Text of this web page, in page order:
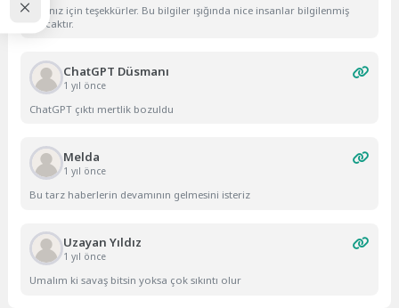
Yazınız için teşekkürler. Bu bilgiler ışığında nice insanlar bilgilenmiş
olacaktır.
ChatGPT Düsmanı
1 yıl önce
ChatGPT çıktı mertlik bozuldu
Melda
1 yıl önce
Bu tarz haberlerin devamının gelmesini isteriz
Uzayan Yıldız
1 yıl önce
Umalım ki savaş bitsin yoksa çok sıkıntı olur